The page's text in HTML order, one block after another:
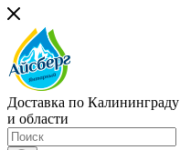
Доставка по Калининграду
и области